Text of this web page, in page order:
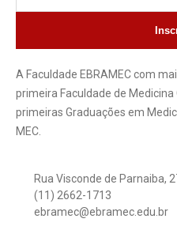
A Faculdade EBRAMEC com
primeira Faculdade de Medicina
primeiras Graduações em
MEC.
Rua Visconde de Parnaiba,
(11) 2662-1713
ebramec@ebramec.edu.br